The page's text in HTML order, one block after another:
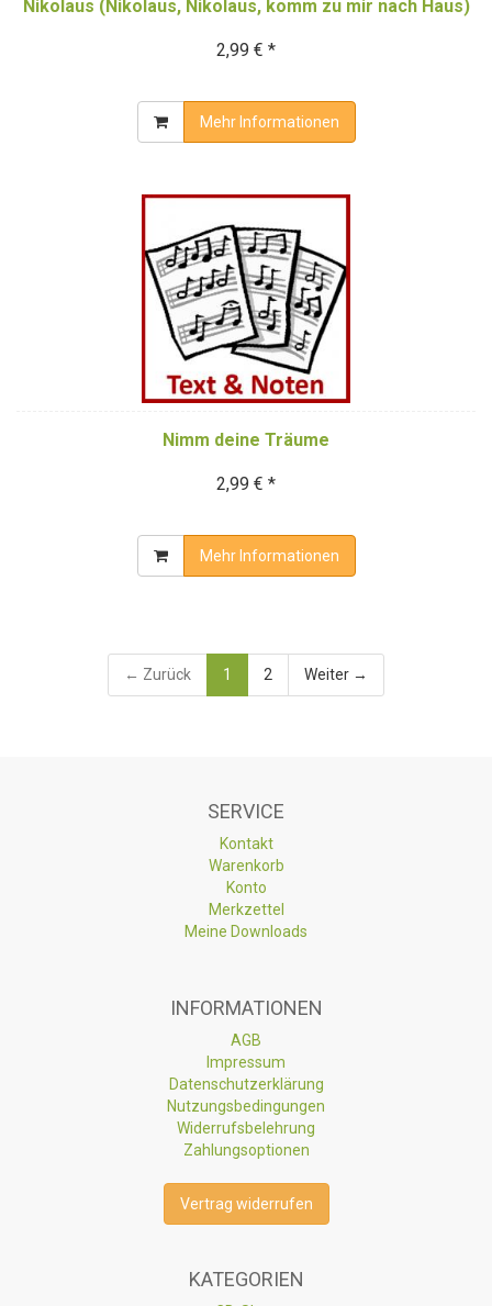
Nikolaus (Nikolaus, Nikolaus, komm zu mir nach Haus)
2,99 € *
Mehr Informationen
Nimm deine Träume
2,99 € *
Mehr Informationen
← Zurück 1 2 Weiter →
SERVICE
Kontakt
Warenkorb
Konto
Merkzettel
Meine Downloads
INFORMATIONEN
AGB
Impressum
Datenschutzerklärung
Nutzungsbedingungen
Widerrufsbelehrung
Zahlungsoptionen
Vertrag widerrufen
KATEGORIEN